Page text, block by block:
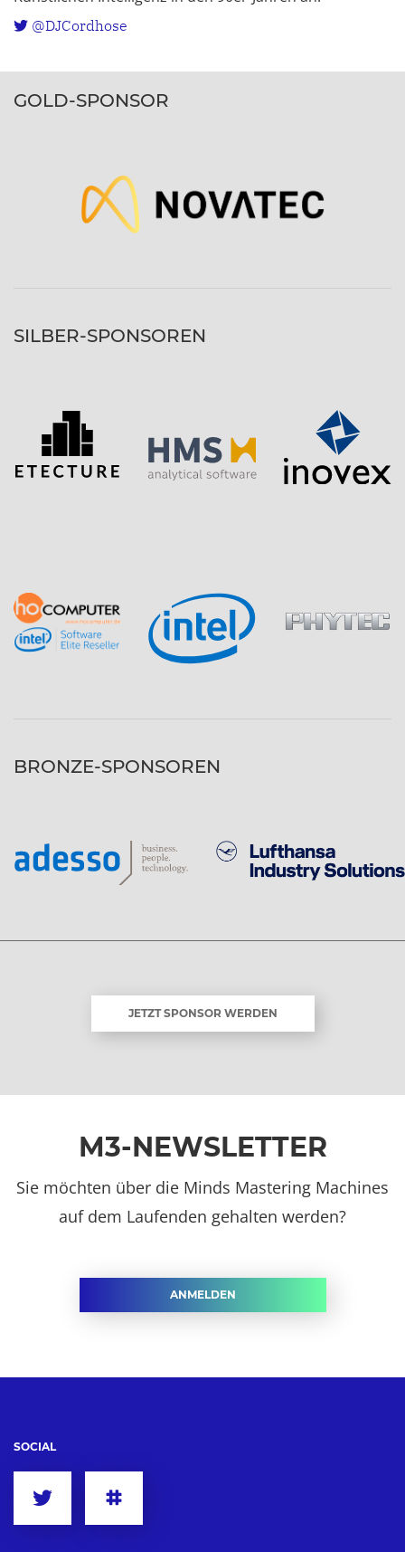
@DJCordhose
GOLD-SPONSOR
SILBER-SPONSOREN
BRONZE-SPONSOREN
JETZT SPONSOR WERDEN
M3-NEWSLETTER
Sie möchten über die Minds Mastering Machines
auf dem Laufenden gehalten werden?
ANMELDEN
SOCIAL